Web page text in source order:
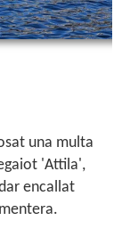
una multa
'Attila',
encallat